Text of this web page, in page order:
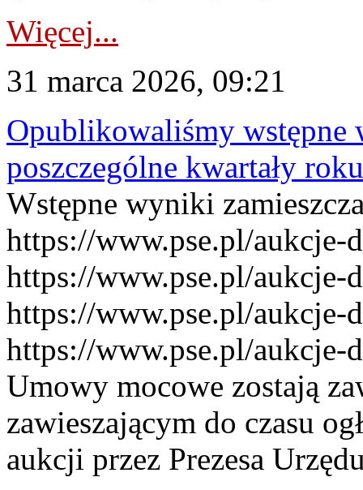
Więcej...
31 marca 2026, 09:21
Opublikowaliśmy
poszczególne kwartały
Wstępne wyniki
https://www.pse.pl/aukcje-
https://www.pse.pl/aukcje-
https://www.pse.pl/aukcje-
https://www.pse.pl/aukcje-
Umowy mocowe zostają
zawieszającym do czasu
aukcji przez Prezesa